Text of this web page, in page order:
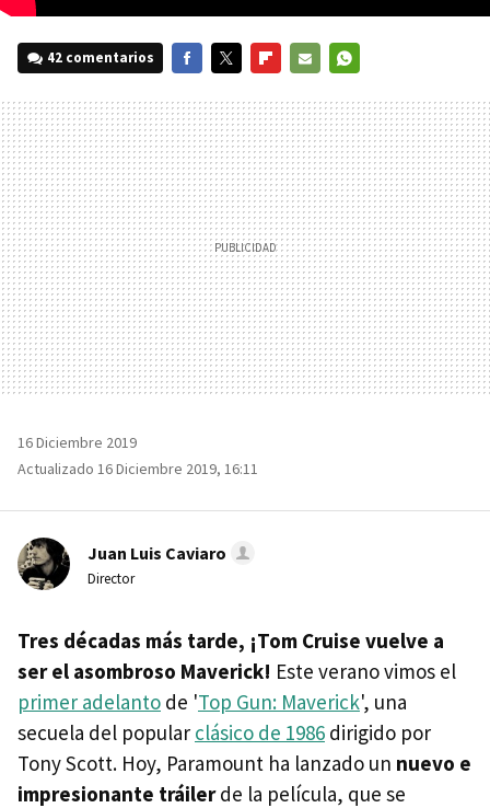
42 comentarios
MAIL
16 Diciembre 2019
Actualizado 16 Diciembre 2019, 16:11
Juan Luis Caviaro
Director
Tres décadas más tarde, ¡Tom Cruise vuelve a
ser el asombroso Maverick! Este verano vimos el
primer adelanto de 'Top Gun: Maverick', una
secuela del popular clásico de 1986 dirigido por
Tony Scott. Hoy, Paramount ha lanzado un nuevo e
impresionante tráilerde la película, que se